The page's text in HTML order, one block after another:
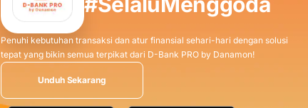
Penuhi kebutuhan transaksi dan atur finansial sehari-hari dengan solusi
tepat yang bikin semua terpikat dari D-Bank PRO by Danamon!
Unduh Sekarang